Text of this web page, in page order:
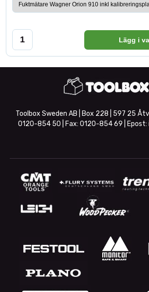
Lägg i
Toolbox Sweden AB | Box 228 | 597 25
0120-854 50 | Fax: 0120-854 69 | Epost: